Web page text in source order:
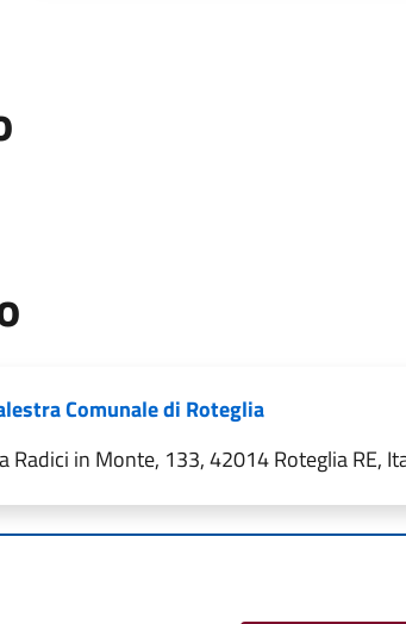
Comunale di Roteglia
Radici in Monte, 133, 42014 Roteglia RE,